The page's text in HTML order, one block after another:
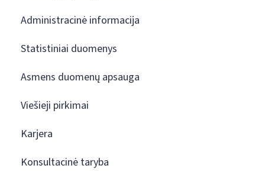
Administracinė informacija
Statistiniai duomenys
Asmens duomenų apsauga
Viešieji pirkimai
Karjera
Konsultacinė taryba